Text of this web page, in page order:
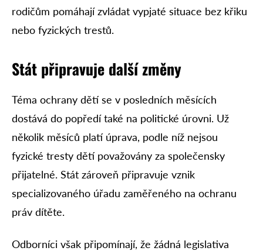
rodičům pomáhají zvládat vypjaté situace bez křiku
nebo fyzických trestů.
Stát připravuje další změny
Téma ochrany dětí se v posledních měsících
dostává do popředí také na politické úrovni. Už
několik měsíců platí úprava, podle níž nejsou
fyzické tresty dětí považovány za společensky
přijatelné. Stát zároveň připravuje vznik
specializovaného úřadu zaměřeného na ochranu
práv dítěte.
Odborníci však připomínají, že žádná legislativa